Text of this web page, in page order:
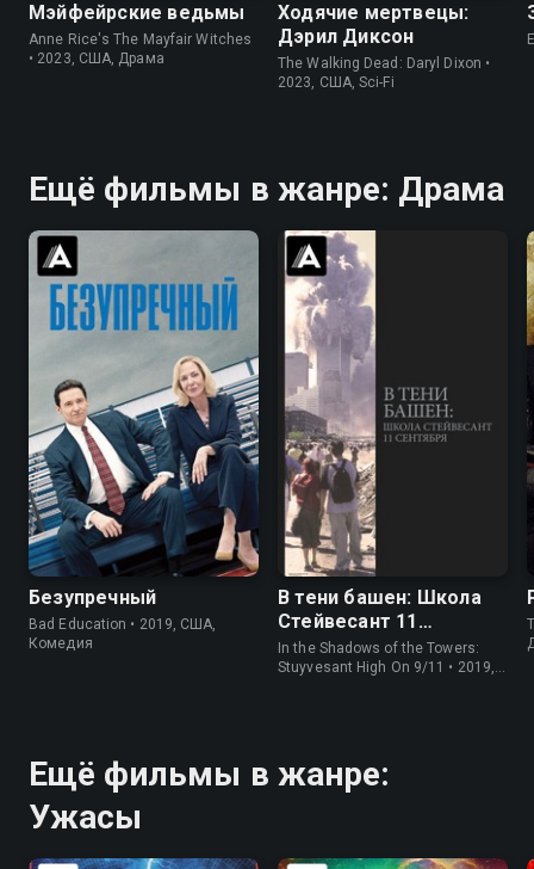
Мэйфейрские ведьмы
Anne Rice's The Mayfair Witches
• 2023, США, Драма
Ходячие мертвецы:
Дэрил Диксон
The Walking Dead: Daryl Dixon •
2023, США, Sci-Fi
Ещё фильмы в жанре: Драма
6.7 7.1
Безупречный
Bad Education • 2019, США,
Комедия
7.1 6.5
В тени башен: Школа
Стейвесант 11
сентября
In the Shadows of the Towers:
Stuyvesant High On 9/11 • 2019,
Ещё фильмы в жанре:
Ужасы